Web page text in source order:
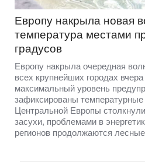
Европу накрыла новая
температура местами
градусов
Европу накрыла очередная
всех крупнейших городах
максимальный уровень
зафиксированы
Центральной Европы
засухи, проблемами в
регионов продолжаются